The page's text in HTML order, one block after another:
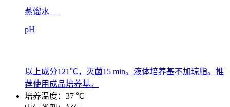
蒸馏水
pH
以上成分121℃，灭菌15 min。液体培养基不加琼脂。推
荐使用成品培养基。
培养温度：37 ℃